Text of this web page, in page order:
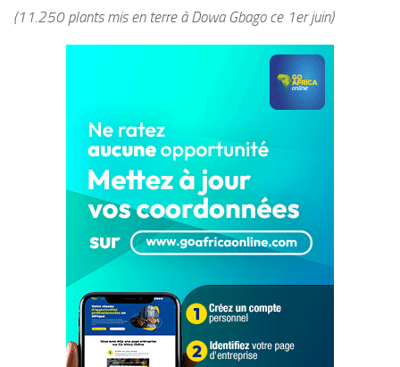
(11.250 plants mis en terre à Dowa Gbago ce 1er juin)